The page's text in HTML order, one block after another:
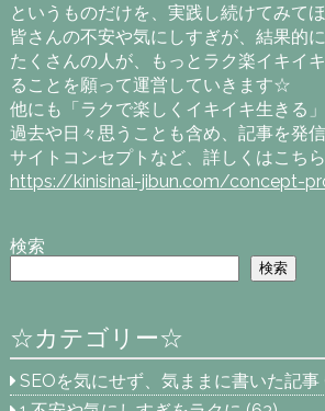
というものだけを、実践し続けてみてほ
皆さんの不安や気にしすぎが、結果的
たくさんの人が、もっとラク楽イキイ
ることを願って運営していきます☆
他にも「ラクで楽しくイキイキ生きる
過去や日々思うことも含め、記事を発信
サイトコンセプトなど、詳しくはこちら
https://kinisinai-jibun.com/concept-
検索
検索
☆カテゴリー☆
SEOを気にせず、気ままに書いた記事